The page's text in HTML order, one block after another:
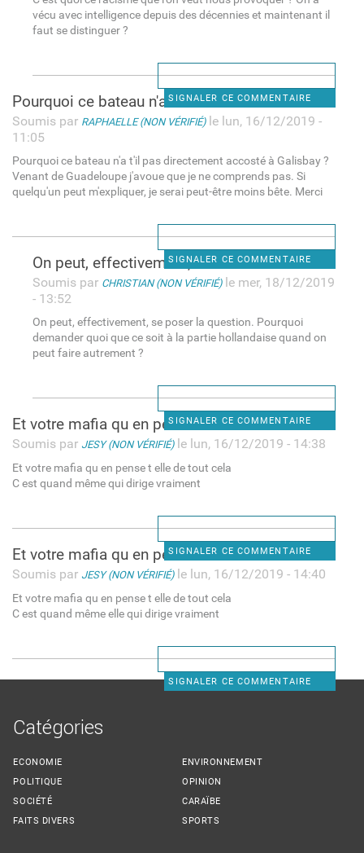
vécu avec intelligence depuis des décennies et maintenant il
faut se distinguer ?
SIGNALER CE COMMENTAIRE
Pourquoi ce bateau n'a t'il
Soumis par RAPHAELLE (NON VÉRIFIÉ)le lun, 16/12/2019 -
11:05
Pourquoi ce bateau n'a t'il pas directement accosté à Galisbay ?
Venant de Guadeloupe j'avoue que je ne comprends pas. Si
quelqu'un peut m'expliquer, je serai peut-être moins bête. Merci
SIGNALER CE COMMENTAIRE
On peut, effectivement, se
Soumis par CHRISTIAN (NON VÉRIFIÉ)le mer, 18/12/2019
- 13:52
On peut, effectivement, se poser la question. Pourquoi
demander quoi que ce soit à la partie hollandaise quand on
peut faire autrement ?
SIGNALER CE COMMENTAIRE
Et votre mafia qu en pense t
Soumis par JESY (NON VÉRIFIÉ)le lun, 16/12/2019 - 14:38
Et votre mafia qu en pense t elle de tout cela
C est quand même qui dirige vraiment
SIGNALER CE COMMENTAIRE
Et votre mafia qu en pense t
Soumis par JESY (NON VÉRIFIÉ)le lun, 16/12/2019 - 14:40
Et votre mafia qu en pense t elle de tout cela
C est quand même elle qui dirige vraiment
SIGNALER CE COMMENTAIRE
Catégories
ECONOMIE
POLITIQUE
SOCIÉTÉ
FAITS DIVERS
ENVIRONNEMENT
OPINION
CARAÏBE
SPORTS